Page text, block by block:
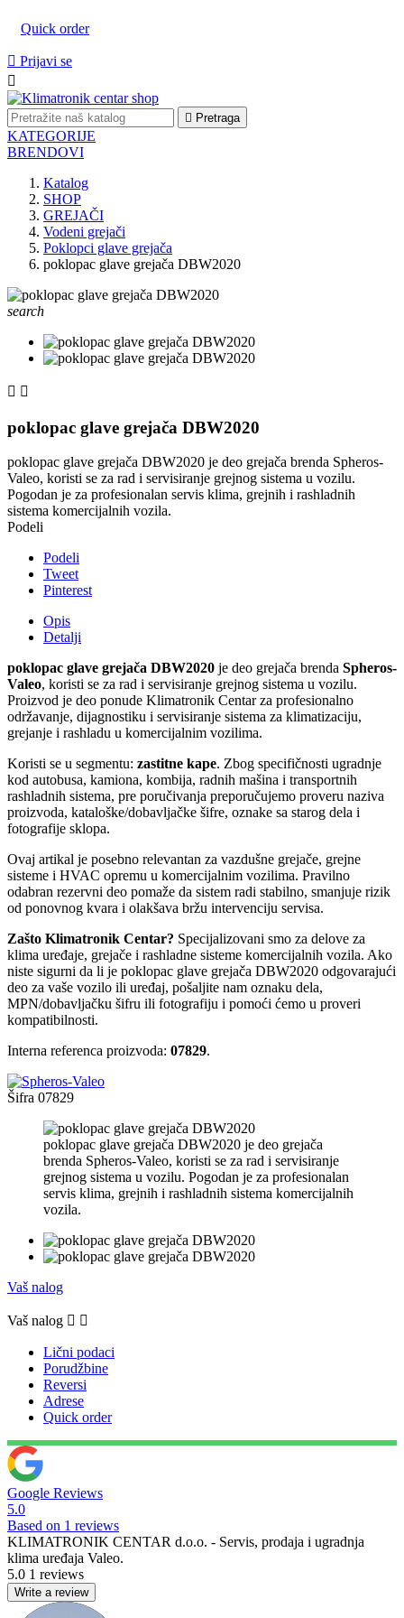
Quick order
 Prijavi se

 Pretraga
KATEGORIJE
BRENDOVI
Katalog
SHOP
GREJAČI
Vodeni grejači
Poklopci glave grejača
poklopac glave grejača DBW2020
search
 
poklopac glave grejača DBW2020
poklopac glave grejača DBW2020 je deo grejača brenda Spheros-
Valeo, koristi se za rad i servisiranje grejnog sistema u vozilu.
Pogodan je za profesionalan servis klima, grejnih i rashladnih
sistema komercijalnih vozila.
Podeli
Podeli
Tweet
Pinterest
Opis
Detalji
poklopac glave grejača DBW2020 je deo grejača brenda Spheros-
Valeo, koristi se za rad i servisiranje grejnog sistema u vozilu.
Proizvod je deo ponude Klimatronik Centar za profesionalno
održavanje, dijagnostiku i servisiranje sistema za klimatizaciju,
grejanje i rashladu u komercijalnim vozilima.
Koristi se u segmentu: zastitne kape. Zbog specifičnosti ugradnje
kod autobusa, kamiona, kombija, radnih mašina i transportnih
rashladnih sistema, pre poručivanja preporučujemo proveru naziva
proizvoda, kataloške/dobavljačke šifre, oznake sa starog dela i
fotografije sklopa.
Ovaj artikal je posebno relevantan za vazdušne grejače, grejne
sisteme i HVAC opremu u komercijalnim vozilima. Pravilno
odabran rezervni deo pomaže da sistem radi stabilno, smanjuje rizik
od ponovnog kvara i olakšava bržu intervenciju servisa.
Zašto Klimatronik Centar? Specijalizovani smo za delove za
klima uređaje, grejače i rashladne sisteme komercijalnih vozila. Ako
niste sigurni da li je poklopac glave grejača DBW2020 odgovarajući
deo za vaše vozilo ili uređaj, pošaljite nam oznaku dela,
MPN/dobavljačku šifru ili fotografiju i pomoći ćemo u proveri
kompatibilnosti.
Interna referenca proizvoda: 07829.
Šifra 07829
poklopac glave grejača DBW2020 je deo grejača
brenda Spheros-Valeo, koristi se za rad i servisiranje
grejnog sistema u vozilu. Pogodan je za profesionalan
servis klima, grejnih i rashladnih sistema komercijalnih
vozila.
Vaš nalog
Vaš nalog  
Lični podaci
Porudžbine
Reversi
Adrese
Quick order
Google Reviews
5.0
Based on 1 reviews
KLIMATRONIK CENTAR d.o.o. - Servis, prodaja i ugradnja
klima uređaja Valeo.
5.0 1 reviews
Write a review